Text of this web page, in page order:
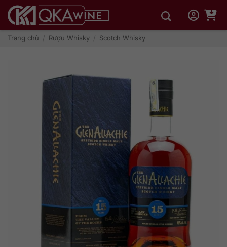
qua
dungTrang chủ / Rượu Whisky / Scotch Whisky